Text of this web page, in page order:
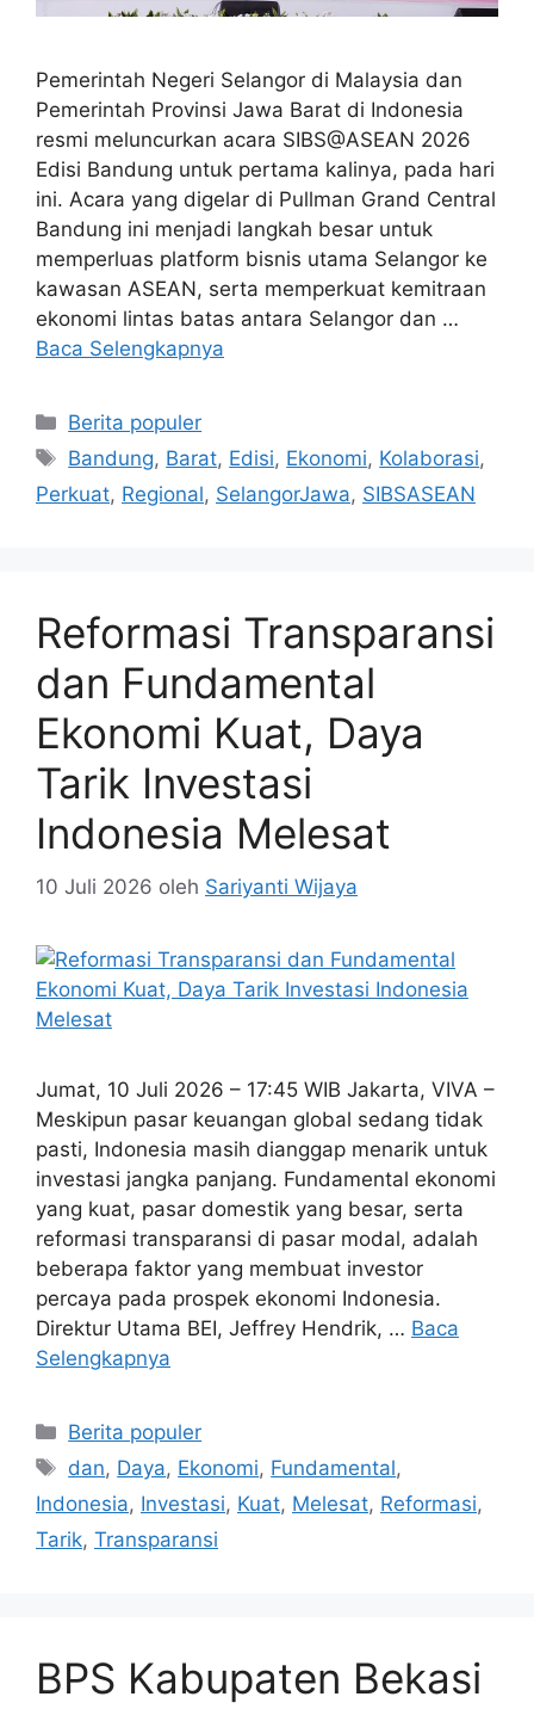
Pemerintah Negeri Selangor di Malaysia dan
Pemerintah Provinsi Jawa Barat di Indonesia
resmi meluncurkan acara SIBS@ASEAN 2026
Edisi Bandung untuk pertama kalinya, pada hari
ini. Acara yang digelar di Pullman Grand Central
Bandung ini menjadi langkah besar untuk
memperluas platform bisnis utama Selangor ke
kawasan ASEAN, serta memperkuat kemitraan
ekonomi lintas batas antara Selangor dan …
Baca Selengkapnya
Kategori
Berita populer
Tag
Bandung, Barat, Edisi, Ekonomi, Kolaborasi,
Perkuat, Regional, SelangorJawa, SIBSASEAN
Reformasi Transparansi
dan Fundamental
Ekonomi Kuat, Daya
Tarik Investasi
Indonesia Melesat
10 Juli 2026 oleh Sariyanti Wijaya
Jumat, 10 Juli 2026 – 17:45 WIB Jakarta, VIVA –
Meskipun pasar keuangan global sedang tidak
pasti, Indonesia masih dianggap menarik untuk
investasi jangka panjang. Fundamental ekonomi
yang kuat, pasar domestik yang besar, serta
reformasi transparansi di pasar modal, adalah
beberapa faktor yang membuat investor
percaya pada prospek ekonomi Indonesia.
Direktur Utama BEI, Jeffrey Hendrik, … Baca
Selengkapnya
Kategori
Berita populer
Tag
dan, Daya, Ekonomi, Fundamental,
Indonesia, Investasi, Kuat, Melesat, Reformasi,
Tarik, Transparansi
BPS Kabupaten Bekasi